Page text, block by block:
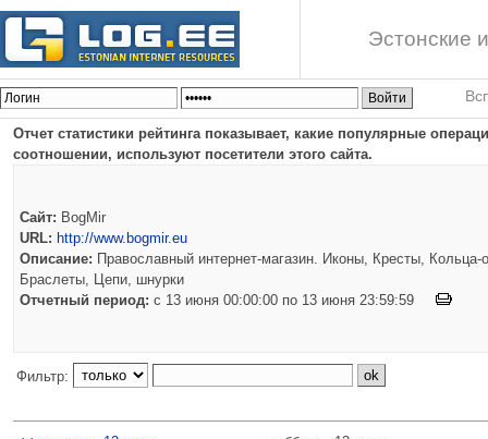
Эстонские
Отчет статистики рейтинга показывает, какие популярные
соотношении, используют посетители этого сайта.
Сайт: BogMir
URL: http://www.bogmir.eu
Описание: Православный интернет-магазин. Иконы, Кресты, Кольца-
Браслеты, Цепи, шнурки
Отчетный период: c 13 июня 00:00:00 по 13 июня 23:59:59
Фильтр: